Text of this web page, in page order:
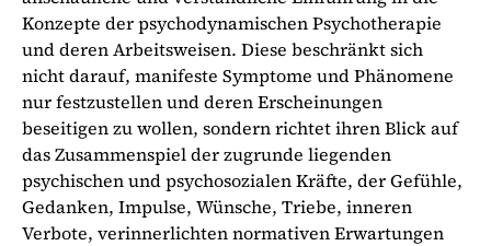
Konzepte der psychodynamischen Psychotherapie
und deren Arbeitsweisen. Diese beschränkt sich
nicht darauf, manifeste Symptome und Phänomene
nur festzustellen und deren Erscheinungen
beseitigen zu wollen, sondern richtet ihren Blick auf
das Zusammenspiel der zugrunde liegenden
psychischen und psychosozialen Kräfte, der Gefühle,
Gedanken, Impulse, Wünsche, Triebe, inneren
Verbote, verinnerlichten normativen Erwartungen